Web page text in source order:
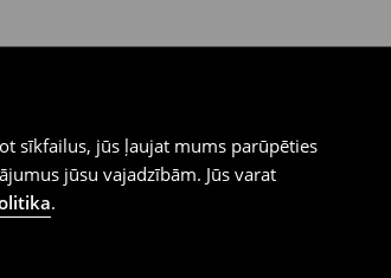
sīkfailus, jūs ļaujat mums parūpēties
jūsu vajadzībām. Jūs varat
.